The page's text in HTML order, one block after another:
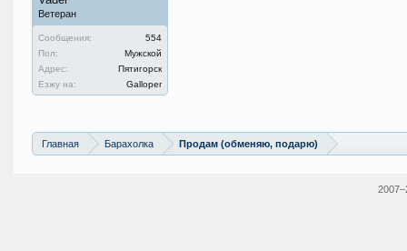
Ветеран
Сообщения:
554
Пол:
Мужской
Адрес:
Пятигорск
Езжу на:
Galloper
Главная Барахолка Продам (обменяю, подарю)
2007–